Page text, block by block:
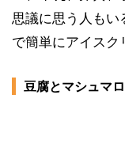
思議に思う人もい
で簡単にアイスク
豆腐とマシュマ